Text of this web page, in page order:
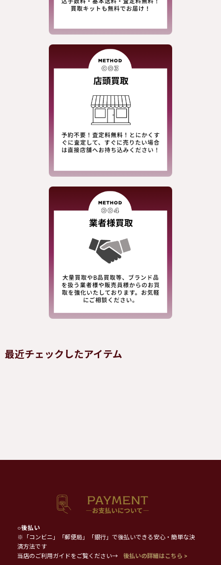
最近チェックしたアイテム
○後払い
※「コンビニ」「郵便局」「銀行」で後払いできる安心・簡単な決
済方法です
当店のご利用ガイドをご覧ください→
後払いの詳細はこちら >